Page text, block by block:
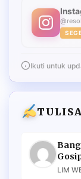
Ikuti untuk
LIM